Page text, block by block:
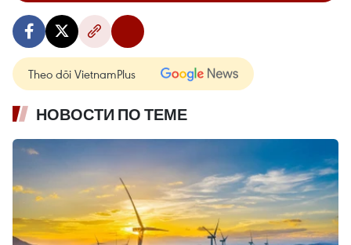
Theo dõi VietnamPlus
НОВОСТИ ПО ТЕМЕ